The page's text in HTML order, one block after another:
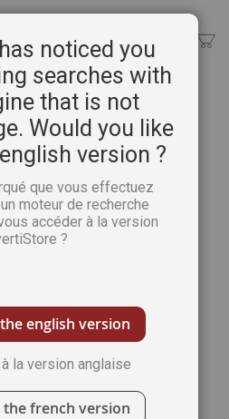
- Mixed media :
noticed you
searches with
that is not
Would you like
version ?
que vous effectuez
moteur de recherche
accéder à la version
?
the english version
la version anglaise
the french version